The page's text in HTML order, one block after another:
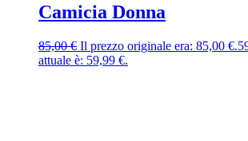
Camicia Donna
85,00€ Il prezzo originale era: 85,00 €.
attuale è: 59,99 €.